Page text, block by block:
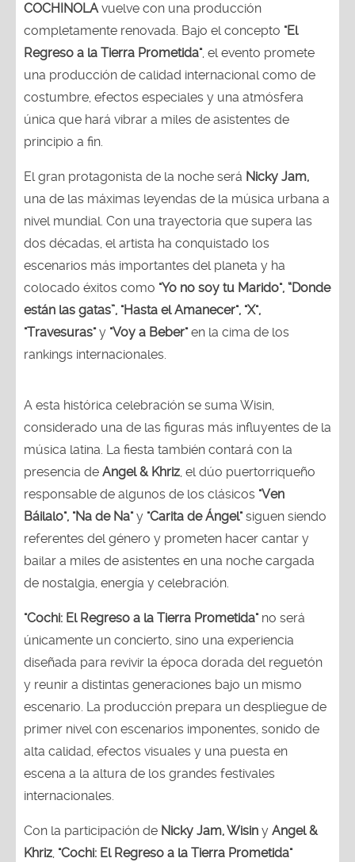
COCHINOLAvuelve con una producción
completamente renovada. Bajo el concepto "El
Regreso a la Tierra Prometida", el evento promete
una producción de calidad internacional como de
costumbre, efectos especiales y una atmósfera
única que hará vibrar a miles de asistentes de
principio a fin.
El gran protagonista de la noche será Nicky Jam,
una de las máximas leyendas de la música urbana a
nivel mundial. Con una trayectoria que supera las
dos décadas, el artista ha conquistado los
escenarios más importantes del planeta y ha
colocado éxitos como "Yo no soy tu Marido", “Donde
están las gatas”, "Hasta el Amanecer", "X",
"Travesuras"y "Voy a Beber"en la cima de los
rankings internacionales.
A esta histórica celebración se suma Wisin,
considerado una de las figuras más influyentes de la
música latina. La fiesta también contará con la
presencia de Angel & Khriz, el dúo puertorriqueño
responsable de algunos de los clásicos "Ven
Báilalo", "Na de Na"y "Carita de Ángel"siguen siendo
referentes del género y prometen hacer cantar y
bailar a miles de asistentes en una noche cargada
de nostalgia, energía y celebración.
"Cochi: El Regreso a la Tierra Prometida" no será
únicamente un concierto, sino una experiencia
diseñada para revivir la época dorada del reguetón
y reunir a distintas generaciones bajo un mismo
escenario. La producción prepara un despliegue de
primer nivel con escenarios imponentes, sonido de
alta calidad, efectos visuales y una puesta en
escena a la altura de los grandes festivales
internacionales.
Con la participación de Nicky Jam, Wisin y Angel &
Khriz, "Cochi: El Regreso a la Tierra Prometida"